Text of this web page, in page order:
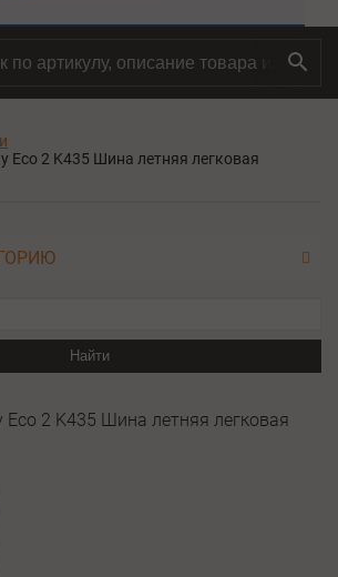
Eco 2 K435 Шина летняя легковая
Найти
Eco 2 K435 Шина летняя легковая